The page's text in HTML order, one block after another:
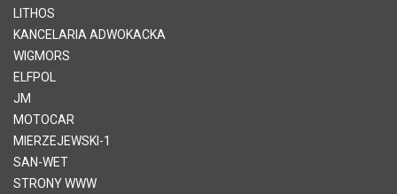
LITHOS
KANCELARIA ADWOKACKA
WIGMORS
ELFPOL
JM
MOTOCAR
MIERZEJEWSKI-1
SAN-WET
STRONY WWW